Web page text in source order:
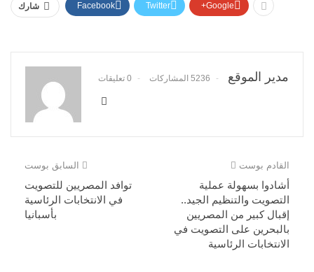
شارك Facebook Twitter Google+
مدير الموقع 5236 المشاركات 0 تعليقات
السابق بوست
توافد المصريين للتصويت
في الانتخابات الرئاسية
بأسبانيا
القادم بوست
أشادوا بسهولة عملية
التصويت والتنظيم الجيد..
إقبال كبير من المصريين
بالبحرين على التصويت في
الانتخابات الرئاسية